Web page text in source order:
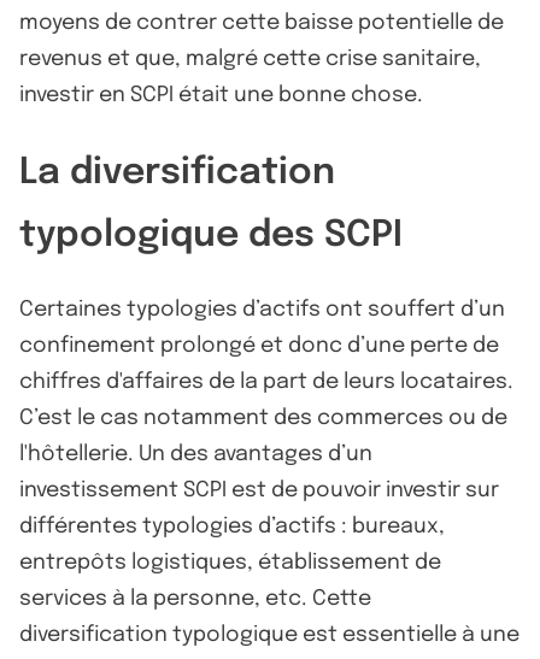
moyens de contrer cette baisse potentielle de
revenus et que, malgré cette crise sanitaire,
investir en SCPI était une bonne chose.
La diversification
typologique des SCPI
Certaines typologies d’actifs ont souffert d’un
confinement prolongé et donc d’une perte de
chiffres d'affaires de la part de leurs locataires.
C’est le cas notamment des commerces ou de
l'hôtellerie. Un des avantages d’un
investissement SCPI est de pouvoir investir sur
différentes typologies d’actifs : bureaux,
entrepôts logistiques, établissement de
services à la personne, etc. Cette
diversification typologique est essentielle à une